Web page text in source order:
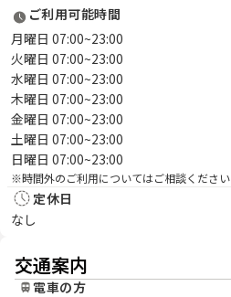
ご利用可能時間
月曜日 07:00~23:00
火曜日 07:00~23:00
水曜日 07:00~23:00
木曜日 07:00~23:00
金曜日 07:00~23:00
土曜日 07:00~23:00
日曜日 07:00~23:00
※時間外のご利用についてはご相談ください
定休日
なし
交通案内
電車の方